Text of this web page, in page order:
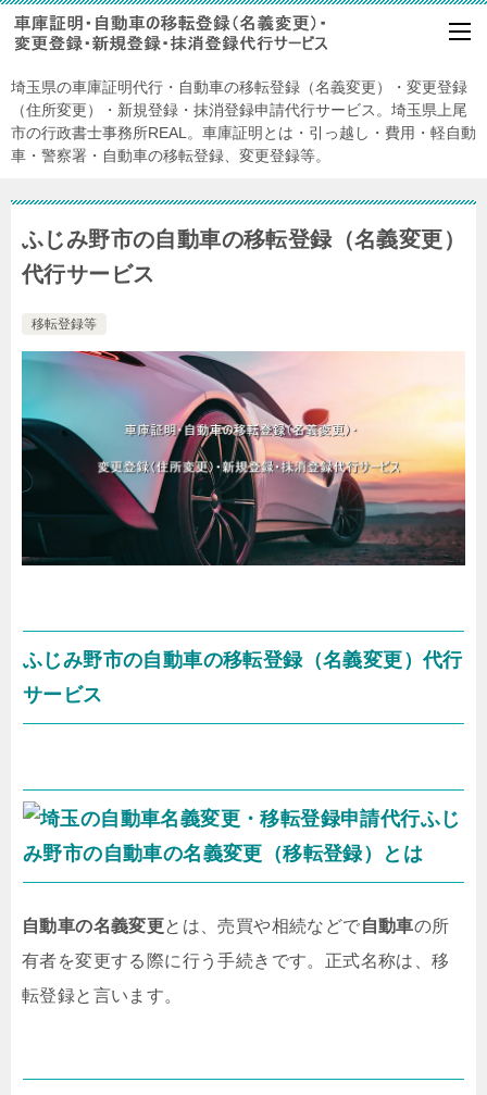
埼玉県の車庫証明代行・自動車の移転登録（名義変更）・変更登録
（住所変更）・新規登録・抹消登録申請代行サービス。埼玉県上尾
市の行政書士事務所REAL。車庫証明とは・引っ越し・費用・軽自動
車・警察署・自動車の移転登録、変更登録等。
ふじみ野市の自動車の移転登録（名義変更）
代行サービス
移転登録等
ふじみ野市の自動車の移転登録（名義変更）代行
サービス
ふじ
み野市の自動車の名義変更（移転登録）とは
自動車の名義変更とは、売買や相続などで自動車の所
有者を変更する際に行う手続きです。正式名称は、移
転登録と言います。